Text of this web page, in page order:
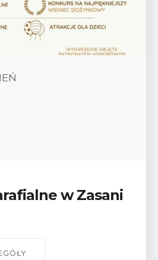
zdobyć
o godz. 17 w Miejskiej